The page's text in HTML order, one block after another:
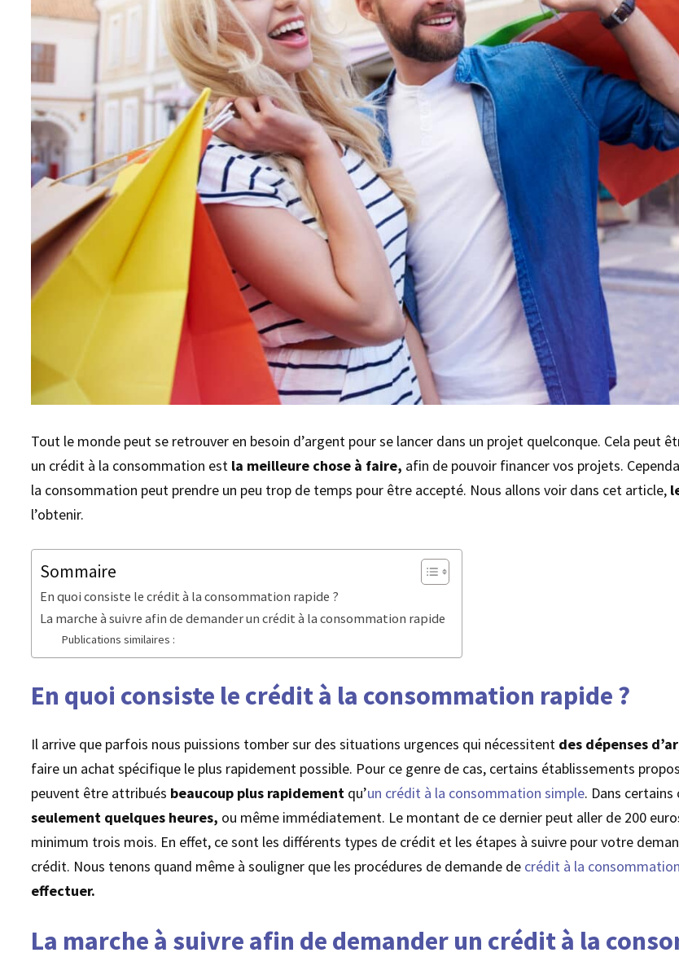
Tout le monde peut se retrouver en besoin d’argent pour se lancer dans un projet quelconque. Cela peut
un crédit à la consommation est la meilleure chose à faire, afin de pouvoir financer vos projets.
la consommation peut prendre un peu trop de temps pour être accepté. Nous allons voir dans cet article,
l’obtenir.
Sommaire
En quoi consiste le crédit à la consommation rapide ?
La marche à suivre afin de demander un crédit à la consommation rapide
Publications similaires :
En quoi consiste le crédit à la consommation rapide ?
Il arrive que parfois nous puissions tomber sur des situations urgences qui nécessitent des dépenses
faire un achat spécifique le plus rapidement possible. Pour ce genre de cas, certains établissements
peuvent être attribués beaucoup plus rapidement qu’un crédit à la consommation simple. Dans
seulement quelques heures, ou même immédiatement. Le montant de ce dernier peut aller de 200
minimum trois mois. En effet, ce sont les différents types de crédit et les étapes à suivre pour votre
crédit. Nous tenons quand même à souligner que les procédures de demande de crédit à la
effectuer.
La marche à suivre afin de demander un crédit à la